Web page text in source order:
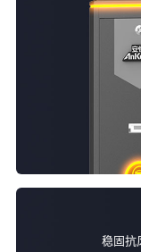
稳固抗